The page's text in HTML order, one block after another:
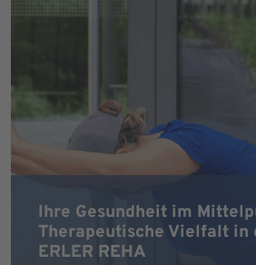
Ihre Gesundheit im
Therapeutische Vielfalt in
ERLER REHA